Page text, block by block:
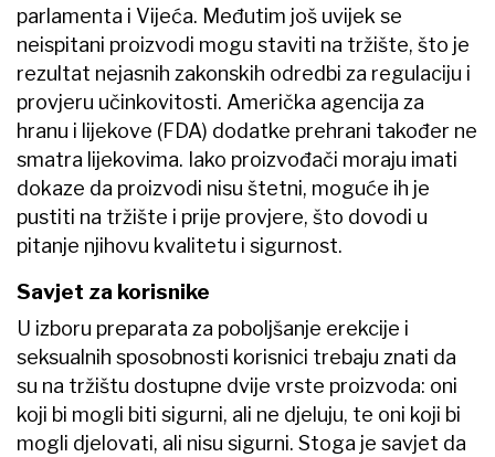
parlamenta i Vijeća. Međutim još uvijek se
neispitani proizvodi mogu staviti na tržište, što je
rezultat nejasnih zakonskih odredbi za regulaciju i
provjeru učinkovitosti. Američka agencija za
hranu i lijekove (FDA) dodatke prehrani također ne
smatra lijekovima. Iako proizvođači moraju imati
dokaze da proizvodi nisu štetni, moguće ih je
pustiti na tržište i prije provjere, što dovodi u
pitanje njihovu kvalitetu i sigurnost.
Savjet za korisnike
U izboru preparata za poboljšanje erekcije i
seksualnih sposobnosti korisnici trebaju znati da
su na tržištu dostupne dvije vrste proizvoda: oni
koji bi mogli biti sigurni, ali ne djeluju, te oni koji bi
mogli djelovati, ali nisu sigurni. Stoga je savjet da